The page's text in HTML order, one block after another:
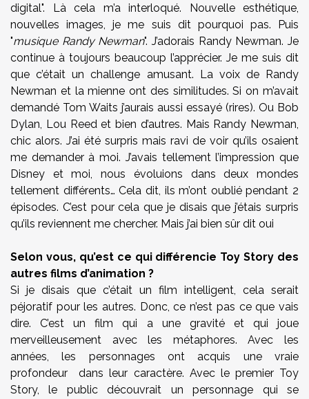
digital". Là cela m’a interloqué. Nouvelle esthétique,
nouvelles images, je me suis dit pourquoi pas. Puis
"musique Randy Newman". J’adorais Randy Newman. Je
continue à toujours beaucoup l’apprécier. Je me suis dit
que c’était un challenge amusant. La voix de Randy
Newman et la mienne ont des similitudes. Si on m’avait
demandé Tom Waits j’aurais aussi essayé (rires). Ou Bob
Dylan, Lou Reed et bien d’autres. Mais Randy Newman,
chic alors. J’ai été surpris mais ravi de voir qu’ils osaient
me demander à moi. J’avais tellement l’impression que
Disney et moi, nous évoluions dans deux mondes
tellement différents… Cela dit, ils m’ont oublié pendant 2
épisodes. C’est pour cela que je disais que j’étais surpris
qu’ils reviennent me chercher. Mais j’ai bien sûr dit oui
Selon vous, qu’est ce qui différencie Toy Story des
autres films d’animation ?
Si je disais que c’était un film intelligent, cela serait
péjoratif pour les autres. Donc, ce n’est pas ce que vais
dire. C’est un film qui a une gravité et qui joue
merveilleusement avec les métaphores. Avec les
années, les personnages ont acquis une vraie
profondeur dans leur caractère. Avec le premier Toy
Story, le public découvrait un personnage qui se